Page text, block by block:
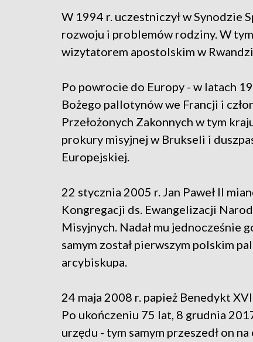
W 1994 r. uczestniczył w Synodzie
rozwoju i problemów rodziny. W tym
wizytatorem apostolskim w
Po powrocie do Europy - w latach
Bożego pallotynów we Francji i
Przełożonych Zakonnych w tym
prokury misyjnej w Brukseli i
Europejskiej.
22 stycznia 2005 r. Jan Paweł II
Kongregacji ds. Ewangelizacji
Misyjnych. Nadał mu jednocześnie
samym został pierwszym polskim
arcybiskupa.
24 maja 2008 r. papież Benedykt
Po ukończeniu 75 lat, 8 grudnia
urzędu - tym samym przeszedł on